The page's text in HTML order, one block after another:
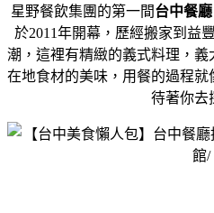
星野餐飲集團的第一間台中餐廳
於2011年開幕，歷經搬家到益
潮， 這裡有精緻的義式料理，義
在地食材的美味， 用餐的過程就
待著你去